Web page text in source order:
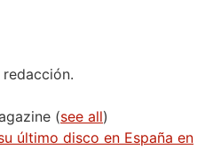
(see all)
último disco en España en